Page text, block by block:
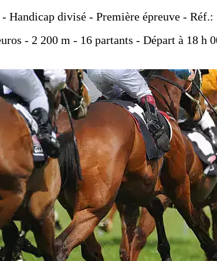
Handicap divisé - Première épreuve -
- 2 200 m - 16 partants - Départ à 18 h